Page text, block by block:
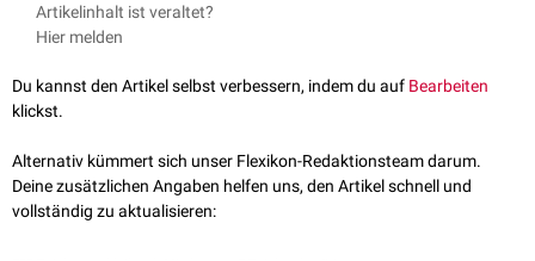
Ichthyosen(z.B. Ichthyosis vulgaris
Hereditäres Angioödem
Pseudoxanthoma elasticum
Morbus Fabry
Artikelinhalt ist veraltet?
Hier melden
Du kannst den Artikel selbst verbessern, indem du auf Bearbeiten
klickst.
Alternativ kümmert sich unser Flexikon-Redaktionsteam darum.
Deine zusätzlichen Angaben helfen uns, den Artikel schnell und
vollständig zu aktualisieren: